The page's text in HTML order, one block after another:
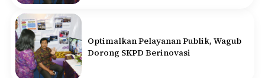
Optimalkan Pelayanan Publik, Wagub
Dorong SKPD Berinovasi